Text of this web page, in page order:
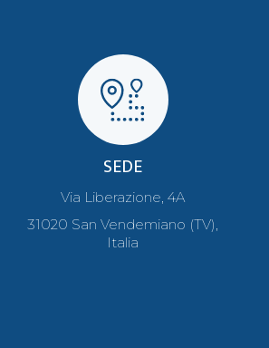
SEDE
Via Liberazione, 4A
31020 San Vendemiano (TV),
Italia